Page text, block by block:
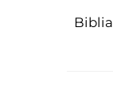
Biblia